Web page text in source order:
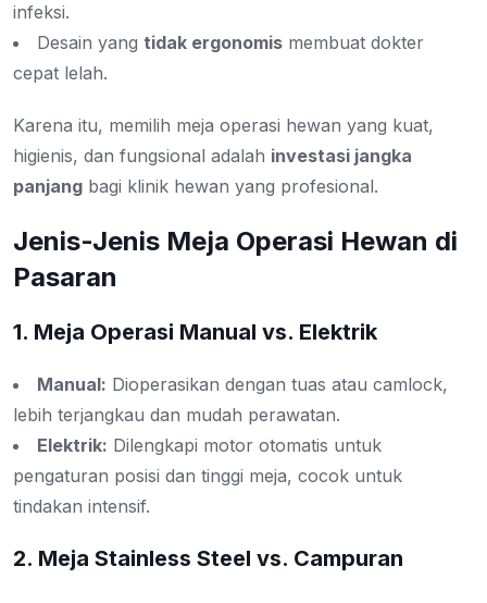
infeksi.
Desain yang tidak ergonomis membuat dokter
cepat lelah.
Karena itu, memilih meja operasi hewan yang kuat,
higienis, dan fungsional adalah investasi jangka
panjang bagi klinik hewan yang profesional.
Jenis-Jenis Meja Operasi Hewan di
Pasaran
1. Meja Operasi Manual vs. Elektrik
Manual: Dioperasikan dengan tuas atau camlock,
lebih terjangkau dan mudah perawatan.
Elektrik: Dilengkapi motor otomatis untuk
pengaturan posisi dan tinggi meja, cocok untuk
tindakan intensif.
2. Meja Stainless Steel vs. Campuran